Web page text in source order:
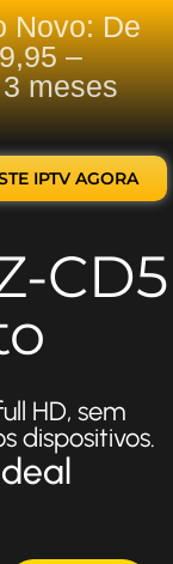
Novo: De
–
meses
IPTV AGORA
CD5
HD, sem
dispositivos.